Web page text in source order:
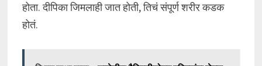
होता. दीपिका जिमलाही जात होती, तिचं संपूर्ण शरीर कडक
होतं.